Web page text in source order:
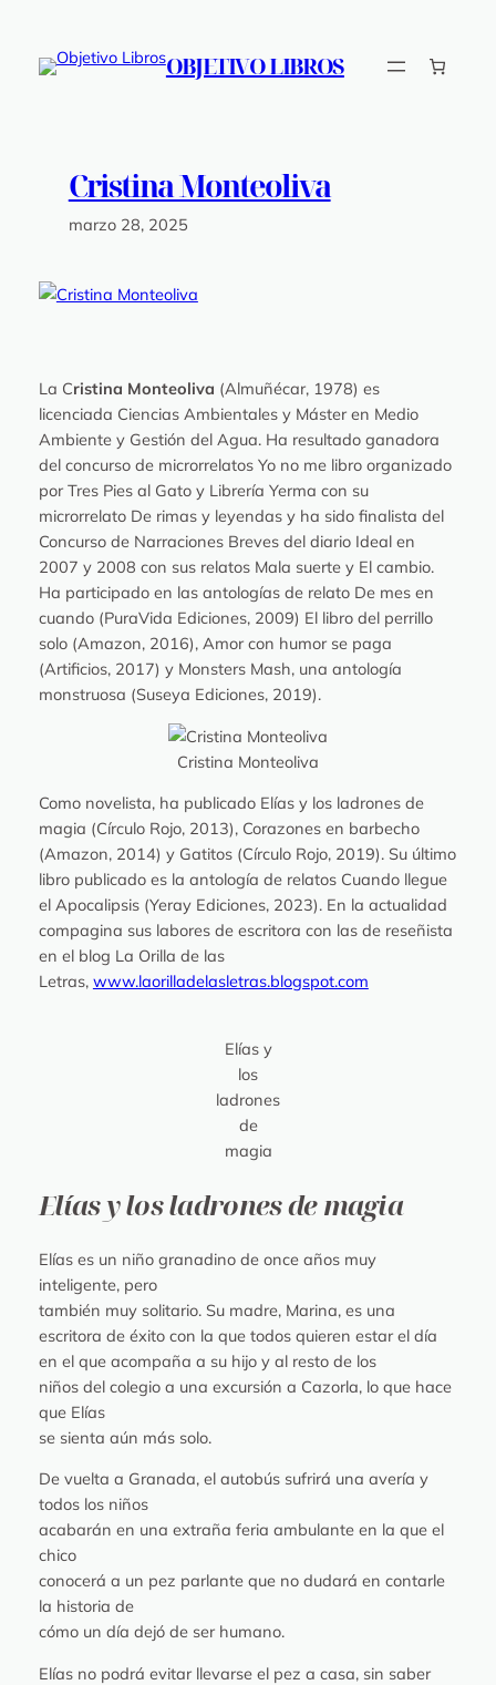
contenido
OBJETIVO LIBROS
Cristina Monteoliva
marzo 28, 2025
La Cristina Monteoliva (Almuñécar, 1978) es
licenciada Ciencias Ambientales y Máster en Medio
Ambiente y Gestión del Agua. Ha resultado ganadora
del concurso de microrrelatos Yo no me libro organizado
por Tres Pies al Gato y Librería Yerma con su
microrrelato De rimas y leyendas y ha sido finalista del
Concurso de Narraciones Breves del diario Ideal en
2007 y 2008 con sus relatos Mala suerte y El cambio.
Ha participado en las antologías de relato De mes en
cuando (PuraVida Ediciones, 2009) El libro del perrillo
solo(Amazon, 2016), Amor con humor se paga
(Artificios, 2017) y Monsters Mash, una antología
monstruosa (Suseya Ediciones, 2019).
Cristina Monteoliva
Como novelista, ha publicado Elías y los ladrones de
magia (Círculo Rojo, 2013), Corazones en barbecho
(Amazon, 2014) y Gatitos (Círculo Rojo, 2019). Su último
libro publicado es la antología de relatos Cuando llegue
el Apocalipsis (Yeray Ediciones, 2023). En la actualidad
compagina sus labores de escritora con las de reseñista
en el blog La Orilla de las
Letras, www.laorilladelasletras.blogspot.com
Elías y
los
ladrones
de
magia
Elías y los ladrones de magia
Elías es un niño granadino de once años muy
inteligente, pero
también muy solitario. Su madre, Marina, es una
escritora de éxito con la que todos quieren estar el día
en el que acompaña a su hijo y al resto de los
niños del colegio a una excursión a Cazorla, lo que hace
que Elías
se sienta aún más solo.
De vuelta a Granada, el autobús sufrirá una avería y
todos los niños
acabarán en una extraña feria ambulante en la que el
chico
conocerá a un pez parlante que no dudará en contarle
la historia de
cómo un día dejó de ser humano.
Elías no podrá evitar llevarse el pez a casa, sin saber